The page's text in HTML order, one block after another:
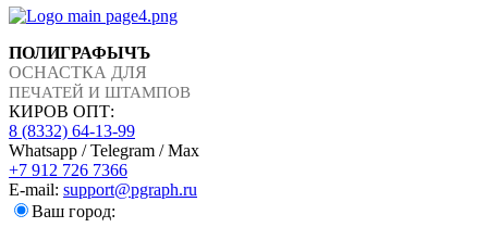
ПОЛИГРАФЫЧЪ
ОСНАСТКА ДЛЯ
ПЕЧАТЕЙ И ШТАМПОВ
КИРОВ ОПТ:
8 (8332) 64-13-99
Whatsapp / Telegram / Max
+7 912 726 7366
E-mail: support@pgraph.ru
Ваш город: